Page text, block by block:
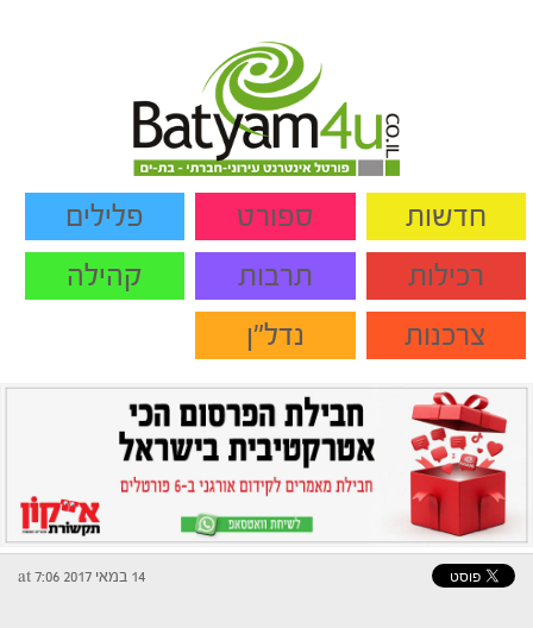
חדשות ספורט
פלילים
רכילות
תרבות
קהילה
צרכנות
נדל"ן
14 במאי 2017 at 7:06